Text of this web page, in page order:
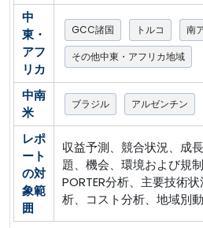
中
東・
アフ
リカ
GCC諸国 トルコ
南
その他中東・アフリカ地域
中南
米
ブラジル アルゼンチン
レポ
ート
の対
象範
囲
収益予測、競合状況、成
題、機会、環境および規制
PORTER分析、主要技術
析、コスト分析、地域別